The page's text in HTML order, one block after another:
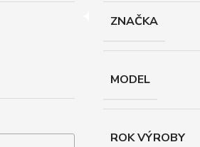
ZNAČKA
MODEL
ROK VÝROBY